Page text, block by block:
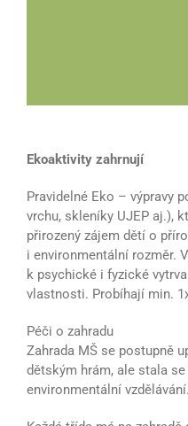
Ekoaktivity zahrnují
Pravidelné Eko – výpravy
vrchu, skleníky UJEP aj.),
přirozený zájem dětí o
i environmentální rozměr.
k psychické i fyzické
vlastnosti. Probíhají min.
Péči o zahradu
Zahrada MŠ se postupně
dětským hrám, ale stala
environmentální vzdělávání.